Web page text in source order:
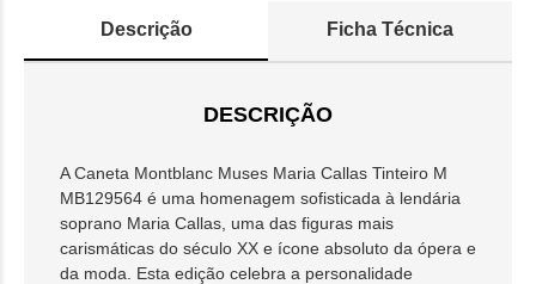
Descrição Ficha Técnica
DESCRIÇÃO
A Caneta Montblanc Muses Maria Callas Tinteiro M
MB129564 é uma homenagem sofisticada à lendária
soprano Maria Callas, uma das figuras mais
carismáticas do século XX e ícone absoluto da ópera e
da moda. Esta edição celebra a personalidade